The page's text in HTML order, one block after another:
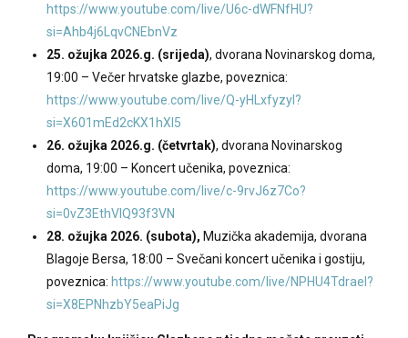
https://www.youtube.com/live/U6c-dWFNfHU?
si=Ahb4j6LqvCNEbnVz
25. ožujka 2026.g. (srijeda), dvorana Novinarskog doma,
19:00 – Večer hrvatske glazbe, poveznica:
https://www.youtube.com/live/Q-yHLxfyzyI?
si=X601mEd2cKX1hXl5
26. ožujka 2026.g. (četvrtak), dvorana Novinarskog
doma, 19:00 – Koncert učenika, poveznica:
https://www.youtube.com/live/c-9rvJ6z7Co?
si=0vZ3EthVIQ93f3VN
28. ožujka 2026. (subota), Muzička akademija, dvorana
Blagoje Bersa, 18:00 – Svečani koncert učenika i gostiju,
poveznica: https://www.youtube.com/live/NPHU4TdraeI?
si=X8EPNhzbY5eaPiJg